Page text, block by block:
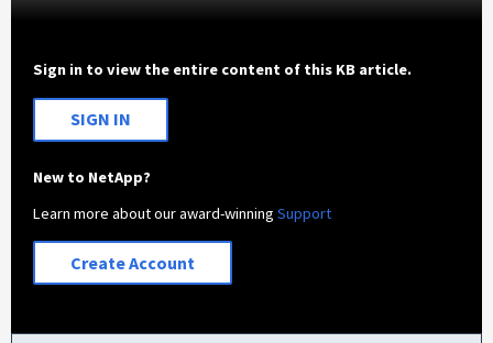
Sign in to view the entire content of this KB article.
SIGN IN
New to NetApp?
Learn more about our award-winningSupport
Create Account